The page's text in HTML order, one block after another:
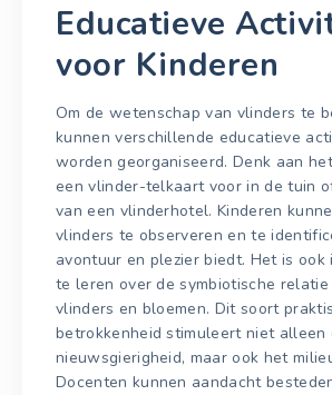
Educatieve
voor Kinderen
Om de wetenschap van vlinders te
kunnen verschillende educatieve
worden georganiseerd. Denk aan
een vlinder-telkaart voor in de tuin
van een vlinderhotel. Kinderen
vlinders te observeren en te
avontuur en plezier biedt. Het is ook
te leren over de symbiotische relatie
vlinders en bloemen. Dit soort
betrokkenheid stimuleert niet alleen
nieuwsgierigheid, maar ook het
Docenten kunnen aandacht